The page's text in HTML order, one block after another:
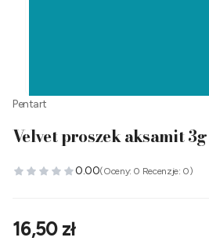
Pentart
Velvet proszek aksamit
0.00(Oceny: 0 Recenzje: 0)
Cena
16,50 zł